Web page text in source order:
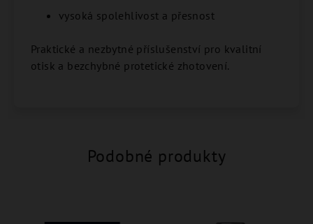
vysoká spolehlivost a přesnost
Praktické a nezbytné příslušenství pro kvalitní
otisk a bezchybné protetické zhotovení.
Podobné produkty